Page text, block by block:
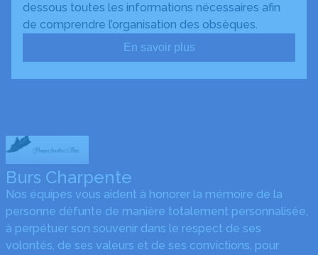
dessous toutes les informations nécessaires afin
de comprendre l’organisation des obsèques.
En savoir plus
Burs Charpente
Nos équipes vous aident à honorer la mémoire de la
personne défunte de manière totalement personnalisée,
à perpétuer son souvenir dans le respect de ses
volontés, de ses valeurs et de ses convictions, pour